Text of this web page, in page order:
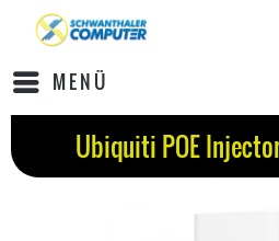
MENÜ
Ubiquiti POE